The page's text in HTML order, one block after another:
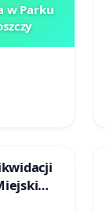
w Parku